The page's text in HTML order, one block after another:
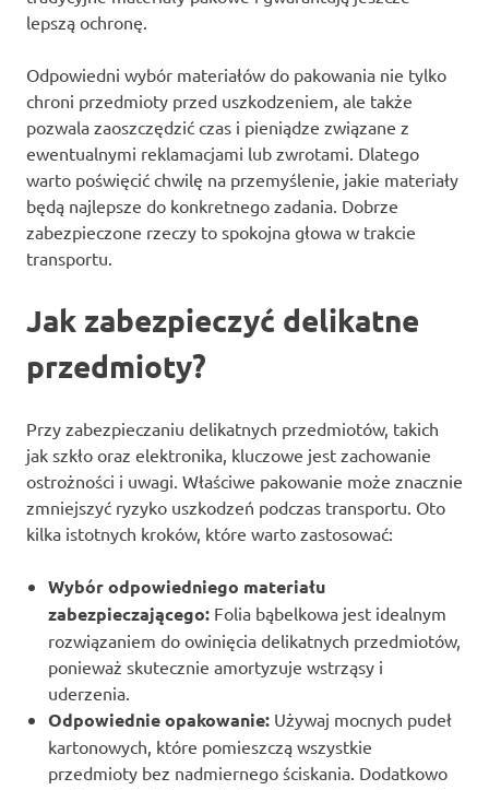
lepszą ochronę.
Odpowiedni wybór materiałów do pakowania nie tylko
chroni przedmioty przed uszkodzeniem, ale także
pozwala zaoszczędzić czas i pieniądze związane z
ewentualnymi reklamacjami lub zwrotami. Dlatego
warto poświęcić chwilę na przemyślenie, jakie materiały
będą najlepsze do konkretnego zadania. Dobrze
zabezpieczone rzeczy to spokojna głowa w trakcie
transportu.
Jak zabezpieczyć delikatne
przedmioty?
Przy zabezpieczaniu delikatnych przedmiotów, takich
jak szkło oraz elektronika, kluczowe jest zachowanie
ostrożności i uwagi. Właściwe pakowanie może znacznie
zmniejszyć ryzyko uszkodzeń podczas transportu. Oto
kilka istotnych kroków, które warto zastosować:
Wybór odpowiedniego materiału
zabezpieczającego: Folia bąbelkowa jest idealnym
rozwiązaniem do owinięcia delikatnych przedmiotów,
ponieważ skutecznie amortyzuje wstrząsy i
uderzenia.
Odpowiednie opakowanie: Używaj mocnych pudeł
kartonowych, które pomieszczą wszystkie
przedmioty bez nadmiernego ściskania. Dodatkowo